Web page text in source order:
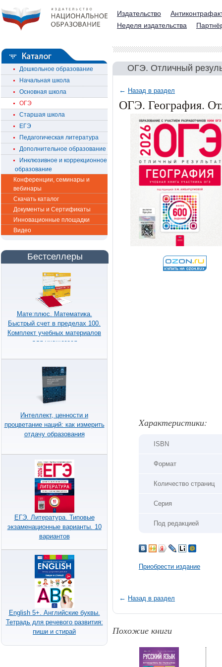
Издательство
Неделя издательства
Дошкольное образование
Начальная школа
Основная школа
ОГЭ
Старшая школа
ЕГЭ
Педагогическая литература
Дополнительное образование
Инклюзивное и коррекционное
образование
Конференции, семинары и
вебинары
Скачать каталог
Документы и Сертификаты
Инновационные площадки
Видео
Бестселлеры
Мате:плюс. Математика.
Быстрый счет в пределах 100.
Комплект учебных материалов
для учащегося
Интеллект, ценности и
процветание наций: как измерить
отдачу образования
ЕГЭ. Литература. Типовые
экзаменационные варианты. 10
вариантов
English 5+. Английские буквы.
Тетрадь для речевого развития:
пиши и стирай
ОГЭ. Отличный
← Назад в раздел
ОГЭ. География.
Xарактеристики:
ISBN
Формат
Количество страниц
Серия
Под редакцией
Приобрести издание
← Назад в раздел
Похожие книги